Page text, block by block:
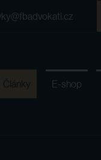
Články E-shop